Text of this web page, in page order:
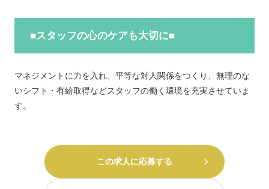
■スタッフの心のケアも大切に■
マネジメントに力を入れ、平等な対人関係をつくり、無理のな
いシフト・有給取得などスタッフの働く環境を充実させていま
す。
この求人に応募する